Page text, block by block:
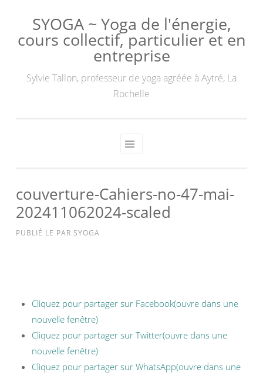
SYOGA ~ Yoga de l'énergie,
cours collectif, particulier et en
entreprise
Sylvie Tallon, professeur de yoga agréée à Aytré, La
Rochelle
couverture-Cahiers-no-47-mai-
202411062024-scaled
PUBLIÉ LE PAR SYOGA
Cliquez pour partager sur Facebook(ouvre dans une
nouvelle fenêtre)
Cliquez pour partager sur Twitter(ouvre dans une
nouvelle fenêtre)
Cliquez pour partager sur WhatsApp(ouvre dans une